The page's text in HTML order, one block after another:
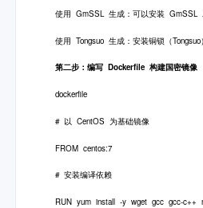
使用 GmSSL 生成：可以安装 GmSSL
使用 Tongsuo 生成：安装铜锁（
第二步：编写 Dockerfile 构建国密镜像
dockerfile
# 以 CentOS 为基础镜像
FROM centos:7
# 安装编译依赖
RUN yum install -y wget gcc gcc-c++